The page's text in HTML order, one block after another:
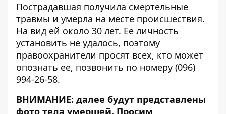
Пострадавшая получила смертельные
травмы и умерла на месте происшествия.
На вид ей около 30 лет. Ее личность
установить не удалось, поэтому
правоохранители просят всех, кто может
опознать ее, позвонить по номеру (096)
994-26-58.
ВНИМАНИЕ: далее будут представлены
фото тела умершей. Просим